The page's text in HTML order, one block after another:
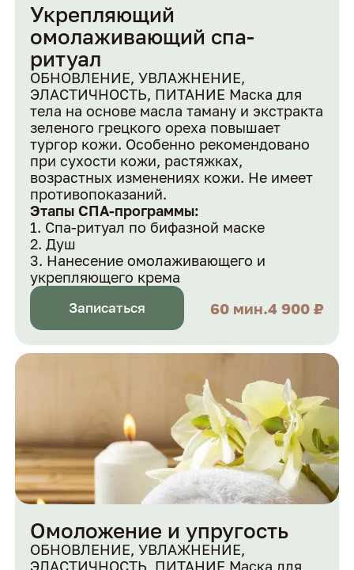
Укрепляющий
омолаживающий спа-
ритуал
ОБНОВЛЕНИЕ, УВЛАЖНЕНИЕ,
ЭЛАСТИЧНОСТЬ, ПИТАНИЕ Маска для
тела на основе масла таману и экстракта
зеленого грецкого ореха повышает
тургор кожи. Особенно рекомендовано
при сухости кожи, растяжках,
возрастных изменениях кожи. Не имеет
противопоказаний.
Этапы СПА-программы:
Спа-ритуал по бифазной маске
Душ
Нанесение омолаживающего и
укрепляющего крема
Записаться 60 мин.4 900 ₽
Омоложение и упругость
ОБНОВЛЕНИЕ, УВЛАЖНЕНИЕ,
ЭЛАСТИЧНОСТЬ, ПИТАНИЕ Маска для